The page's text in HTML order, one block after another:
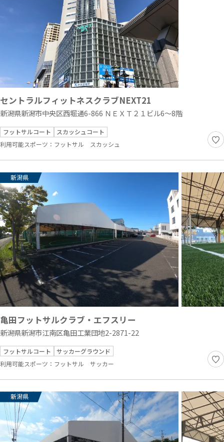
セントラルフィットネスクラブNEXT21
新潟県新潟市中央区西堀通6-866 ＮＥＸＴ２１ビル6～8階
フットサルコート
スカッシュコート
利用可能スポーツ： フットサル スカッシュ
新潟県
亀田フットサルクラブ・エフスリー
新潟県新潟市江南区亀田工業団地2-2871-22
フットサルコート
サッカーグラウンド
利用可能スポーツ： フットサル サッカー
新潟県